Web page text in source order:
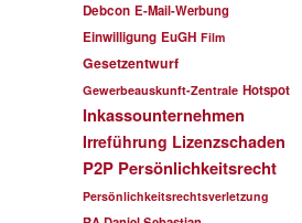
Debcon E-Mail-Werbung
Einwilligung EuGH Film
Gesetzentwurf
Gewerbeauskunft-Zentrale Hotspot
Inkassounternehmen
Irreführung Lizenzschaden
P2P Persönlichkeitsrecht
Persönlichkeitsrechtsverletzung